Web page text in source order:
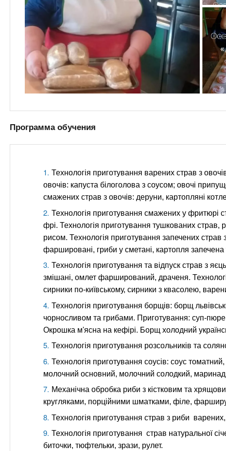
Программа обучения
Технологія приготування варених страв з
овочів: капуста білоголова з соусом; овочі
смажених страв з овочів: деруни, картопляні
Технологія приготування смажених у фритюрі
фрі. Технологія приготування тушкованих
рисом. Технологія приготування запечених страв
фаршировані, гриби у сметані, картопля запечена
Технологія приготування та відпуск страв з
змішані, омлет фарширований, драченя.
сирники по-київському, сирники з квасолею,
Технологія приготування борщів: борщ
чорносливом та грибами. Приготування: суп-пюре
Окрошка м'ясна на кефірі. Борщ холодний
Технологія приготування розсольників та
Технологія приготування соусів: соус
молочний основний, молочний солодкий,
Механічна обробка риби з кістковим та
кругляками, порційними шматками, філе,
Технологія приготування страв з риби
Технологія приготування страв натуральної
биточки, тюфтельки, зрази, рулет.